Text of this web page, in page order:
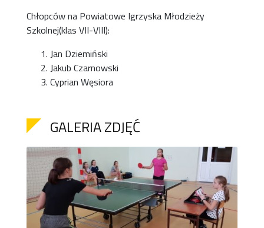
Chłopców na Powiatowe Igrzyska Młodzieży
Szkolnej(klas VII-VIII):
Jan Dziemiński
Jakub Czarnowski
Cyprian Węsiora
GALERIA ZDJĘĆ